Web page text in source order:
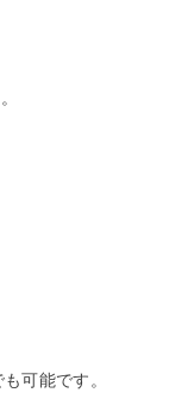
可能です。